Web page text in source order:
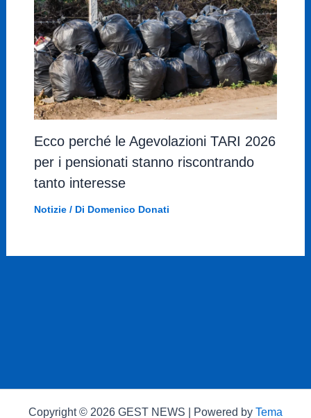
Ecco perché le Agevolazioni TARI 2026
per i pensionati stanno riscontrando
tanto interesse
Notizie/ Di Domenico Donati
Copyright © 2026 GEST NEWS | Powered by Tema